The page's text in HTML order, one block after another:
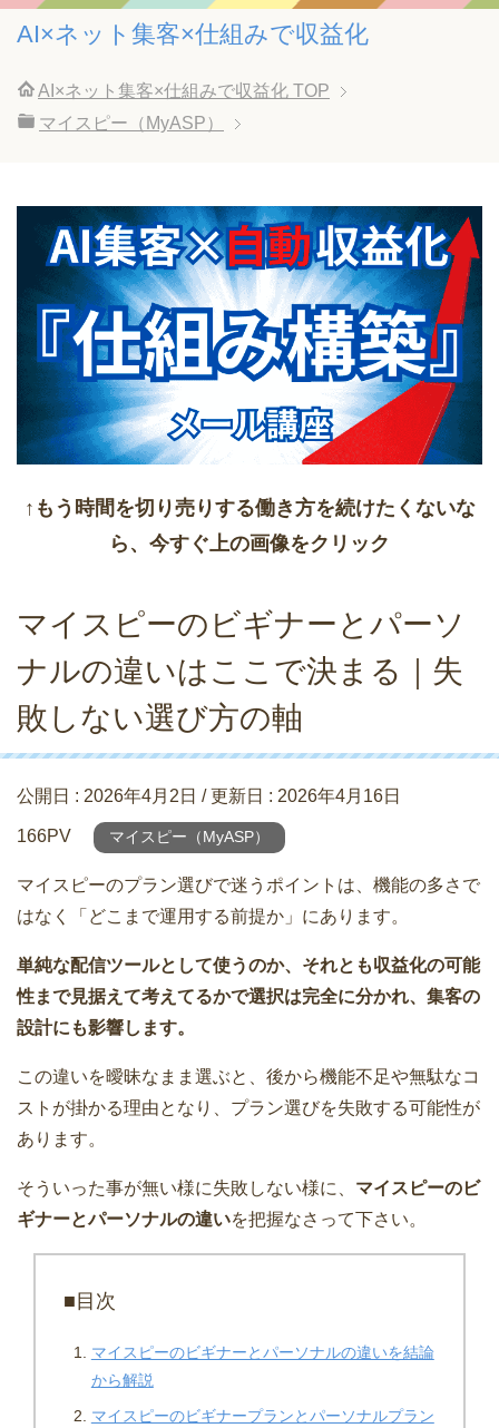
AI×ネット集客×仕組みで収益化
AI×ネット集客×仕組みで収益化 TOP
マイスピー（MyASP）
↑もう時間を切り売りする働き方を続けたくないな
ら、今すぐ上の画像をクリック
マイスピーのビギナーとパーソ
ナルの違いはここで決まる｜失
敗しない選び方の軸
公開日 : 2026年4月2日 / 更新日 : 2026年4月16日
166PV マイスピー（MyASP）
マイスピーのプラン選びで迷うポイントは、機能の多さで
はなく「どこまで運用する前提か」にあります。
単純な配信ツールとして使うのか、それとも収益化の可能
性まで見据えて考えてるかで選択は完全に分かれ、集客の
設計にも影響します。
この違いを曖昧なまま選ぶと、後から機能不足や無駄なコ
ストが掛かる理由となり、プラン選びを失敗する可能性が
あります。
そういった事が無い様に失敗しない様に、 マイスピーのビ
ギナーとパーソナルの違いを把握なさって下さい。
■目次
マイスピーのビギナーとパーソナルの違いを結論
から解説
マイスピーのビギナープランとパーソナルプラン